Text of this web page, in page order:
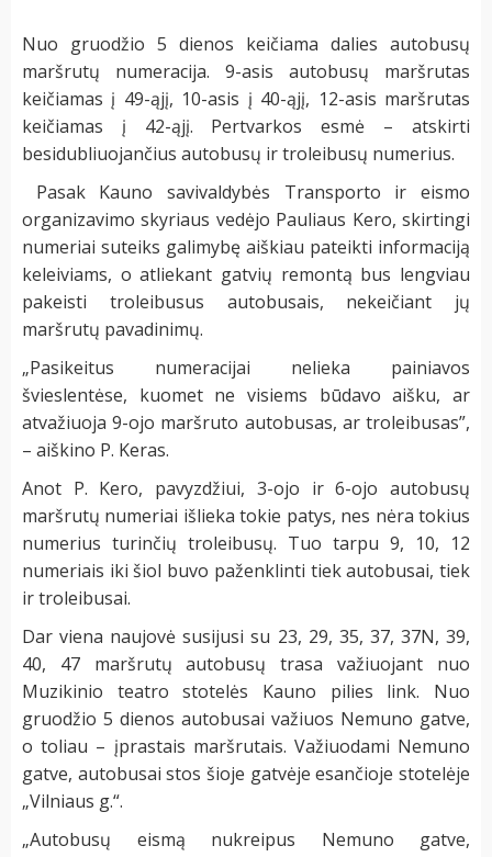
Nuo gruodžio 5 dienos keičiama dalies autobusų
maršrutų numeracija. 9-asis autobusų maršrutas
keičiamas į 49-ąjį, 10-asis į 40-ąjį, 12-asis maršrutas
keičiamas į 42-ąjį. Pertvarkos esmė – atskirti
besidubliuojančius autobusų ir troleibusų numerius.
Pasak Kauno savivaldybės Transporto ir eismo
organizavimo skyriaus vedėjo Pauliaus Kero, skirtingi
numeriai suteiks galimybę aiškiau pateikti informaciją
keleiviams, o atliekant gatvių remontą bus lengviau
pakeisti troleibusus autobusais, nekeičiant jų
maršrutų pavadinimų.
„Pasikeitus numeracijai nelieka painiavos
švieslentėse, kuomet ne visiems būdavo aišku, ar
atvažiuoja 9-ojo maršruto autobusas, ar troleibusas”,
– aiškino P. Keras.
Anot P. Kero, pavyzdžiui, 3-ojo ir 6-ojo autobusų
maršrutų numeriai išlieka tokie patys, nes nėra tokius
numerius turinčių troleibusų. Tuo tarpu 9, 10, 12
numeriais iki šiol buvo paženklinti tiek autobusai, tiek
ir troleibusai.
Dar viena naujovė susijusi su 23, 29, 35, 37, 37N, 39,
40, 47 maršrutų autobusų trasa važiuojant nuo
Muzikinio teatro stotelės Kauno pilies link. Nuo
gruodžio 5 dienos autobusai važiuos Nemuno gatve,
o toliau – įprastais maršrutais. Važiuodami Nemuno
gatve, autobusai stos šioje gatvėje esančioje stotelėje
„Vilniaus g.“.
„Autobusų eismą nukreipus Nemuno gatve,